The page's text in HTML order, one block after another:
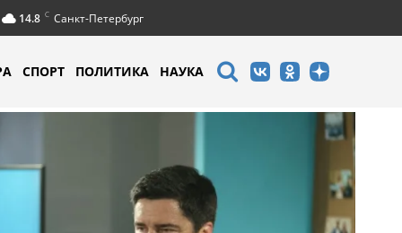
14.8 C Санкт-Петербург
СПОРТ ПОЛИТИКА НАУКА